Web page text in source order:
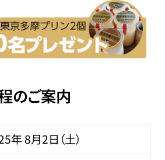
のご案内
年 8月2日（土）